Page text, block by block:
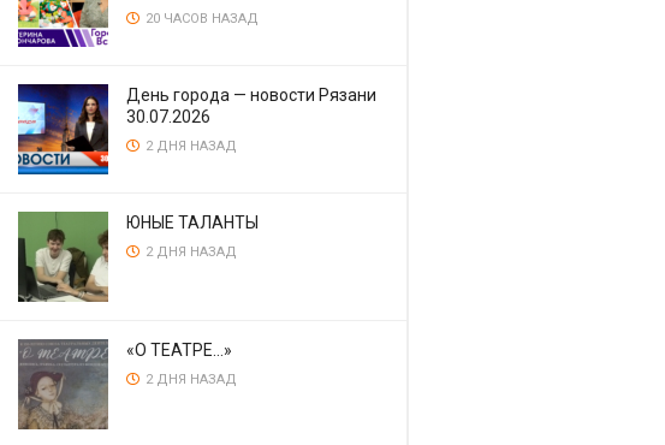
20 ЧАСОВ НАЗАД
День города — новости Рязани
30.07.2026
2 ДНЯ НАЗАД
ЮНЫЕ ТАЛАНТЫ
2 ДНЯ НАЗАД
«О ТЕАТРЕ…»
2 ДНЯ НАЗАД